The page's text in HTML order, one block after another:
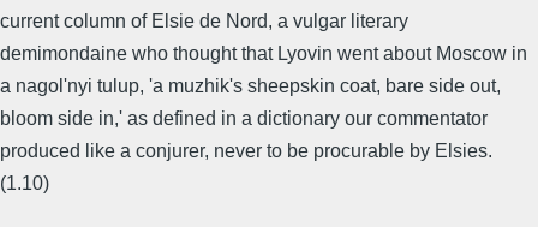
current column of Elsie de Nord, a vulgar literary
demimondaine who thought that Lyovin went about Moscow in
a nagol'nyi tulup, 'a muzhik's sheepskin coat, bare side out,
bloom side in,' as defined in a dictionary our commentator
produced like a conjurer, never to be procurable by Elsies.
(1.10)